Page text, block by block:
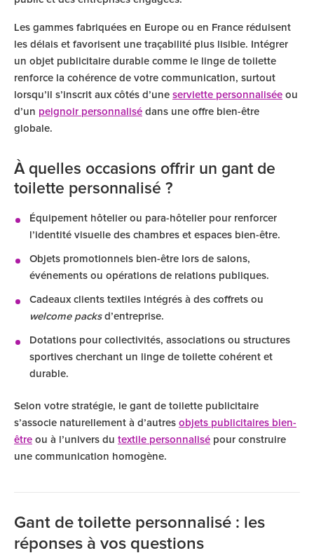
Les gammes fabriquées en Europe ou en France réduisent
les délais et favorisent une traçabilité plus lisible. Intégrer
un objet publicitaire durable comme le linge de toilette
renforce la cohérence de votre communication, surtout
lorsqu’il s’inscrit aux côtés d’une serviette personnalisée ou
d’un peignoir personnalisé dans une offre bien-être
globale.
À quelles occasions offrir un gant de
toilette personnalisé ?
Équipement hôtelier ou para-hôtelier pour renforcer
l’identité visuelle des chambres et espaces bien-être.
Objets promotionnels bien-être lors de salons,
événements ou opérations de relations publiques.
Cadeaux clients textiles intégrés à des coffrets ou
welcome packsd’entreprise.
Dotations pour collectivités, associations ou structures
sportives cherchant un linge de toilette cohérent et
durable.
Selon votre stratégie, le gant de toilette publicitaire
s’associe naturellement à d’autres objets publicitaires bien-
être ou à l’univers du textile personnalisé pour construire
une communication homogène.
Gant de toilette personnalisé : les
réponses à vos questions